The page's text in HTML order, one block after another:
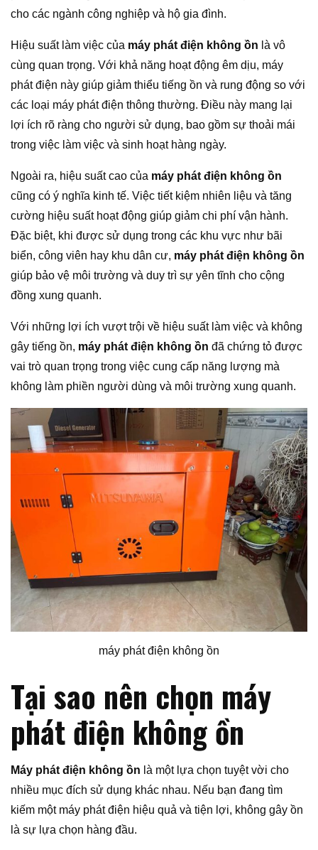
cho các ngành công nghiệp và hộ gia đình.
Hiệu suất làm việc của máy phát điện không ồn là vô
cùng quan trọng. Với khả năng hoạt động êm dịu, máy
phát điện này giúp giảm thiểu tiếng ồn và rung động so với
các loại máy phát điện thông thường. Điều này mang lại
lợi ích rõ ràng cho người sử dụng, bao gồm sự thoải mái
trong việc làm việc và sinh hoạt hàng ngày.
Ngoài ra, hiệu suất cao của máy phát điện không ồn
cũng có ý nghĩa kinh tế. Việc tiết kiệm nhiên liệu và tăng
cường hiệu suất hoạt động giúp giảm chi phí vận hành.
Đặc biệt, khi được sử dụng trong các khu vực như bãi
biển, công viên hay khu dân cư, máy phát điện không ồn
giúp bảo vệ môi trường và duy trì sự yên tĩnh cho cộng
đồng xung quanh.
Với những lợi ích vượt trội về hiệu suất làm việc và không
gây tiếng ồn, máy phát điện không ồn đã chứng tỏ được
vai trò quan trọng trong việc cung cấp năng lượng mà
không làm phiền người dùng và môi trường xung quanh.
máy phát điện không ồn
Tại sao nên chọn máy
phát điện không ồn
Máy phát điện không ồn là một lựa chọn tuyệt vời cho
nhiều mục đích sử dụng khác nhau. Nếu bạn đang tìm
kiếm một máy phát điện hiệu quả và tiện lợi, không gây ồn
là sự lựa chọn hàng đầu.